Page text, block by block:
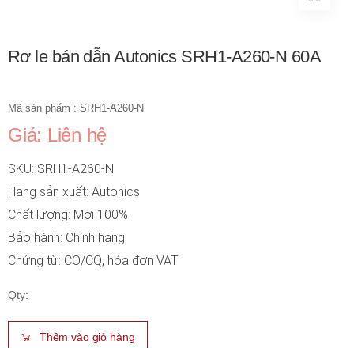
Rơ le bán dẫn Autonics SRH1-A260-N 60A
Mã sản phẩm : SRH1-A260-N
Giá: Liên hệ
SKU: SRH1-A260-N
Hãng sản xuất: Autonics
Chất lượng: Mới 100%
Bảo hành: Chính hãng
Chứng từ: CO/CQ, hóa đơn VAT
Qty:
Thêm vào giỏ hàng